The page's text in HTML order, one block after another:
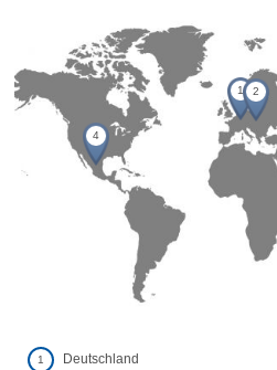
Oberflächen
b-lab
Nachhaltigkeit
1 2
4
1 Deutschland